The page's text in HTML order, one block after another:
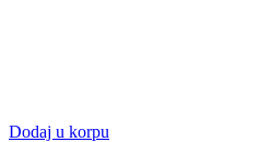
Dodaj u korpu